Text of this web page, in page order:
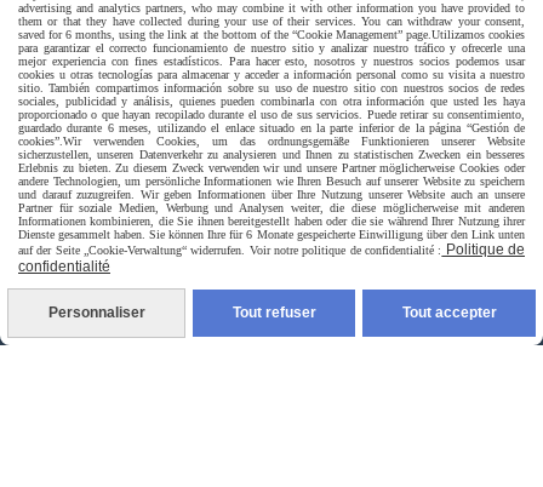
Livraison rapide
livraison à domicile France et union europeen
advertising and analytics partners, who may combine it with other information you have provided to
them or that they have collected during your use of their services. You can withdraw your consent,
saved for 6 months, using the link at the bottom of the “Cookie Management” page. Utilizamos cookies
para garantizar el correcto funcionamiento de nuestro sitio y analizar nuestro tráfico y ofrecerle una
mejor experiencia con fines estadísticos. Para hacer esto, nosotros y nuestros socios podemos usar
cookies u otras tecnologías para almacenar y acceder a información personal como su visita a nuestro
sitio. También compartimos información sobre su uso de nuestro sitio con nuestros socios de redes
sociales, publicidad y análisis, quienes pueden combinarla con otra información que usted les haya
proporcionado o que hayan recopilado durante el uso de sus servicios. Puede retirar su consentimiento,
guardado durante 6 meses, utilizando el enlace situado en la parte inferior de la página “Gestión de
cookies”. Wir verwenden Cookies, um das ordnungsgemäße Funktionieren unserer Website
sicherzustellen, unseren Datenverkehr zu analysieren und Ihnen zu statistischen Zwecken ein besseres
Erlebnis zu bieten. Zu diesem Zweck verwenden wir und unsere Partner möglicherweise Cookies oder
andere Technologien, um persönliche Informationen wie Ihren Besuch auf unserer Website zu speichern
und darauf zuzugreifen. Wir geben Informationen über Ihre Nutzung unserer Website auch an unsere
Partner für soziale Medien, Werbung und Analysen weiter, die diese möglicherweise mit anderen
Informationen kombinieren, die Sie ihnen bereitgestellt haben oder die sie während Ihrer Nutzung ihrer
Dienste gesammelt haben. Sie können Ihre für 6 Monate gespeicherte Einwilligung über den Link unten
auf der Seite „Cookie-Verwaltung“ widerrufen. Voir notre politique de confidentialité :
Politique de
confidentialité
Personnaliser Tout refuser Tout accepter